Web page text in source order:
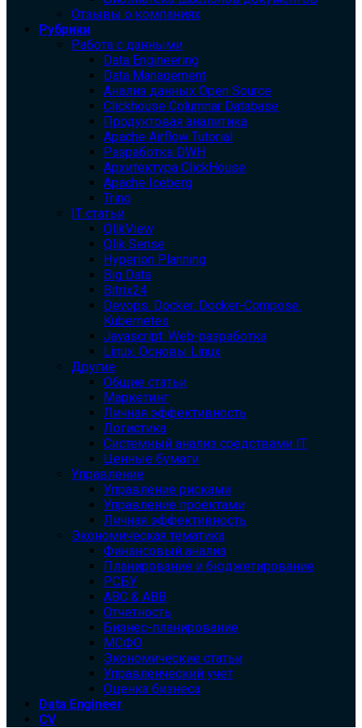
Отзывы о компаниях
Рубрики
Работа с данными
Data Engineering
Data Management
Анализ данных Open Source
Clickhouse Columnar Database
Продуктовая аналитика
Apache Airflow Tutorial
Разработка DWH
Архитектура ClickHouse
Apache Iceberg
Trino
IT статьи
QlikView
Qlik Sense
Hyperion Planning
Big Data
Bitrix24
Devops. Docker. Docker-Compose.
Kubernetes
Javascript. Web-разработка
Linux. Основы Linux
Другие
Общие статьи
Маркетинг
Личная эффективность
Логистика
Системный анализ средствами IT
Ценные бумаги
Управление
Управление рисками
Управление проектами
Личная эффективность
Экономическая тематика
Финансовый анализ
Планирование и бюджетирование
РСБУ
ABC & ABB
Отчетность
Бизнес-планирование
МСФО
Экономические статьи
Управленческий учет
Оценка бизнеса
Data Engineer
CV